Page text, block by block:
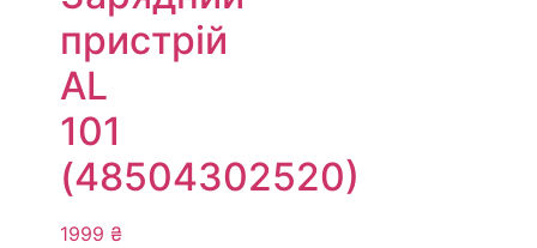
пристрій
AL
101
(48504302520)
1999 ₴